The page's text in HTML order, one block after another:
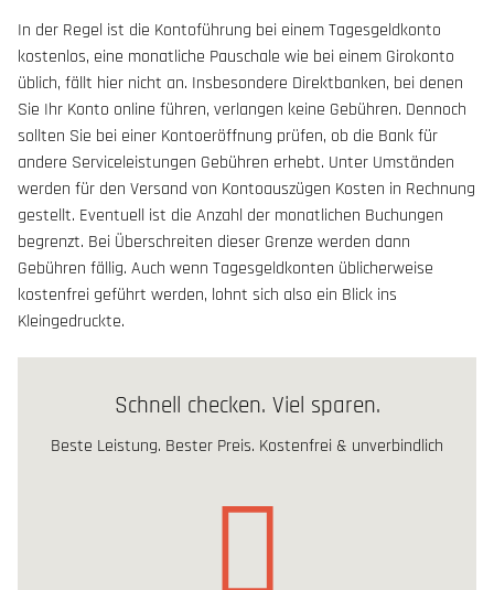
In der Regel ist die Kontoführung bei einem Tagesgeldkonto
kostenlos, eine monatliche Pauschale wie bei einem Girokonto
üblich, fällt hier nicht an. Insbesondere Direktbanken, bei denen
Sie Ihr Konto online führen, verlangen keine Gebühren. Dennoch
sollten Sie bei einer Kontoeröffnung prüfen, ob die Bank für
andere Serviceleistungen Gebühren erhebt. Unter Umständen
werden für den Versand von Kontoauszügen Kosten in Rechnung
gestellt. Eventuell ist die Anzahl der monatlichen Buchungen
begrenzt. Bei Überschreiten dieser Grenze werden dann
Gebühren fällig. Auch wenn Tagesgeldkonten üblicherweise
kostenfrei geführt werden, lohnt sich also ein Blick ins
Kleingedruckte.
Schnell checken. Viel sparen.
Beste Leistung. Bester Preis. Kostenfrei & unverbindlich